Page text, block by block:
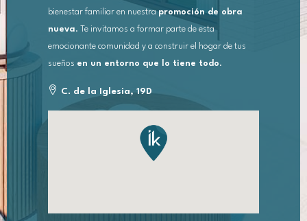
bienestar familiar en nuestrapromoción de obra
nueva. Te invitamos a formar parte de esta
emocionante comunidad y a construir el hogar de tus
sueños en un entorno que lo tiene todo.
C. de la Iglesia, 19D